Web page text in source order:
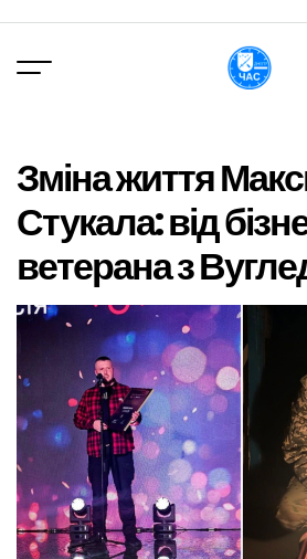
вмісту
Зміна життя
Стукала: від
ветерана з